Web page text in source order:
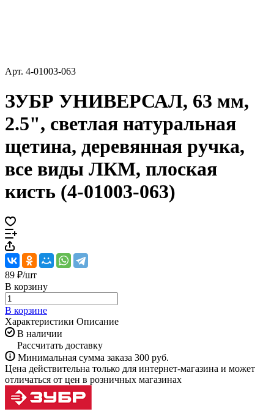
Арт. 4-01003-063
ЗУБР УНИВЕРСАЛ, 63 мм,
2.5", светлая натуральная
щетина, деревянная ручка,
все виды ЛКМ, плоская
кисть (4-01003-063)
89 ₽/шт
В корзину
В корзине
Характеристики Описание
В наличии
Рассчитать доставку
Минимальная сумма заказа 300 руб.
Цена действительна только для интернет-магазина и может
отличаться от цен в розничных магазинах